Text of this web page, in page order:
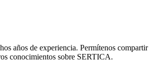
años de experiencia. Permítenos compartir
conocimientos sobre SERTICA.